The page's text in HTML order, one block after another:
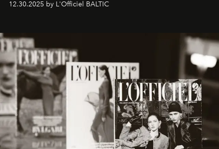
brand strategist with three decades of mastery in luxury,
framework where creativity, commerce, and culture
converge with surgical precision.
12.30.2025 by L'Officiel BALTIC